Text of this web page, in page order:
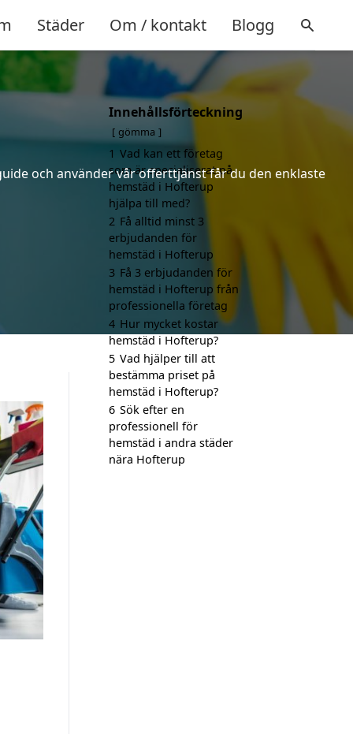
Städer Om / kontakt Blogg
och använder vår offerttjänst får du den enklaste
Innehållsförteckning
gömma
1 Vad kan ett företag
som är specialiserat på
hemstäd i Hofterup
hjälpa till med?
2 Få alltid minst 3
erbjudanden för
hemstäd i Hofterup
3 Få 3 erbjudanden för
hemstäd i Hofterup från
professionella företag
4 Hur mycket kostar
hemstäd i Hofterup?
5 Vad hjälper till att
bestämma priset på
hemstäd i Hofterup?
6 Sök efter en
professionell för
hemstäd i andra städer
nära Hofterup